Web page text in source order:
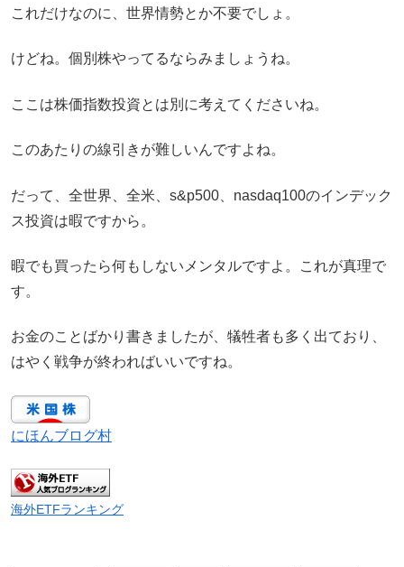
これだけなのに、世界情勢とか不要でしょ。
けどね。個別株やってるならみましょうね。
ここは株価指数投資とは別に考えてくださいね。
このあたりの線引きが難しいんですよね。
だって、全世界、全米、s&p500、nasdaq100のインデック
ス投資は暇ですから。
暇でも買ったら何もしないメンタルですよ。これが真理で
す。
お金のことばかり書きましたが、犠牲者も多く出ており、
はやく戦争が終わればいいですね。
にほんブログ村
海外ETFランキング